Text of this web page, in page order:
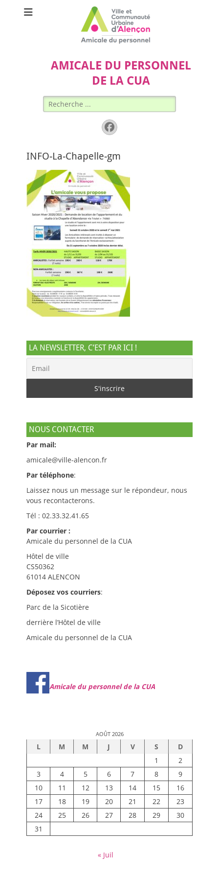
AMICALE DU PERSONNEL
DE LA CUA
Rechercher :
Facebook
INFO-La-Chapelle-gm
LA NEWSLETTER, C’EST PAR ICI !
NOUS CONTACTER
Par mail:
amicale@ville-alencon.fr
Par téléphone:
Laissez nous un message sur le répondeur, nous
vous recontacterons.
Tél : 02.33.32.41.65
Par courrier :
Amicale du personnel de la CUA
Hôtel de ville
CS50362
61014 ALENCON
Déposez vos courriers:
Parc de la Sicotière
derrière l’Hôtel de ville
Amicale du personnel de la CUA
Amicale du personnel de la CUA
AOÛT 2026
L M M J V S
D
1
2
3
4 5 6 7 8
9
10
11 12 13 14 15
16
17
18 19 20 21 22
23
24
25 26 27 28 29
30
31
« Juil